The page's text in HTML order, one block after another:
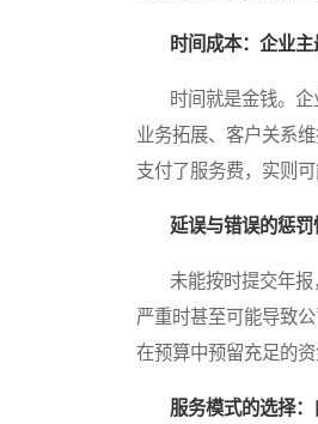
时间成本：企业
时间就是金钱。企
业务拓展、客户关系
支付了服务费，实则可
延误与错误的惩
未能按时提交年报，
严重时甚至可能导致
在预算中预留充足的
服务模式的选择